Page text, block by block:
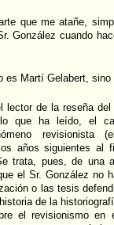
que me atañe,
González cuando
es Martí Gelabert, sino
lector de la reseña
que ha leído, el
revisionista
años siguientes al
trata, pues, de una
el Sr. González no
o las tesis
de la
el revisionismo en